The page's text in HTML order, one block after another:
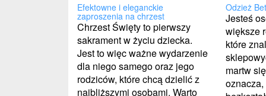
Efektowne i eleganckie
zaproszenia na chrzest
Chrzest Święty to pierwszy
sakrament w życiu dziecka.
Jest to więc ważne wydarzenie
dla niego samego oraz jego
rodziców, które chcą dzielić z
najbliższymi osobami. Warto
Odzież
Jesteś
większe
które
martw